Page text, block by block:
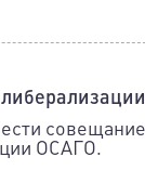
ОСАГО.